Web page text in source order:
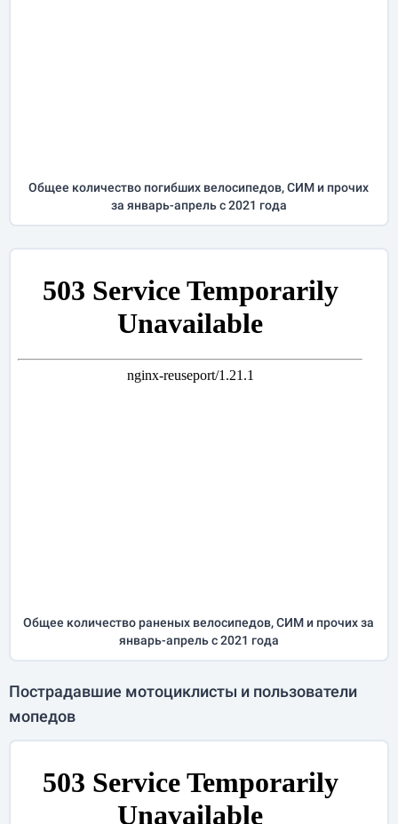
Общее количество погибших велосипедов, СИМ и прочих
за январь-апрельс 2021 года
Общее количество раненых велосипедов, СИМ и прочих за
январь-апрельс 2021 года
Пострадавшие мотоциклисты и пользователи
мопедов